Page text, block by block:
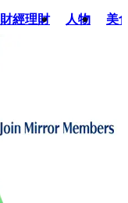
財經理財 人物 美